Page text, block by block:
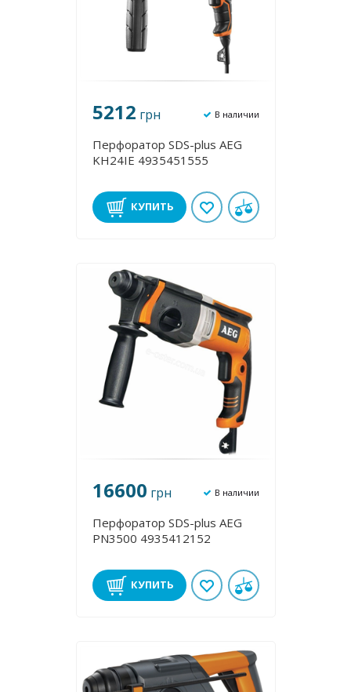
5212 грн В наличии
Перфоратор SDS-plus AEG
KH24IE 4935451555
КУПИТЬ
16600 грн В наличии
Перфоратор SDS-plus AEG
PN3500 4935412152
КУПИТЬ